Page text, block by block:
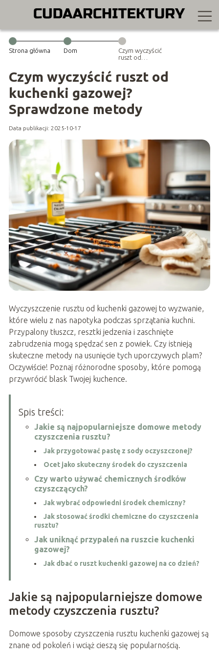
Strona główna Dom
Czym wyczyścić
ruszt od
gazowej?
Sprawdzone
Czym wyczyścić ruszt od
kuchenki gazowej?
Sprawdzone metody
Data publikacji: 2025-10-17
Wyczyszczenie rusztu od kuchenki gazowej to wyzwanie,
które wielu z nas napotyka podczas sprzątania kuchni.
Przypalony tłuszcz, resztki jedzenia i zaschnięte
zabrudzenia mogą spędzać sen z powiek. Czy istnieją
skuteczne metody na usunięcie tych uporczywych plam?
Oczywiście! Poznaj różnorodne sposoby, które pomogą
przywrócić blask Twojej kuchence.
Spis treści:
Jakie są najpopularniejsze domowe metody
czyszczenia rusztu?
Jak przygotować pastę z sody oczyszczonej?
Ocet jako skuteczny środek do czyszczenia
Czy warto używać chemicznych środków
czyszczących?
Jak wybrać odpowiedni środek chemiczny?
Jak stosować środki chemiczne do czyszczenia
rusztu?
Jak uniknąć przypaleń na ruszcie kuchenki
gazowej?
Jak dbać o ruszt kuchenki gazowej na co dzień?
Jakie są najpopularniejsze domowe
metody czyszczenia rusztu?
Domowe sposoby czyszczenia rusztu kuchenki gazowej są
znane od pokoleń i wciąż cieszą się popularnością.